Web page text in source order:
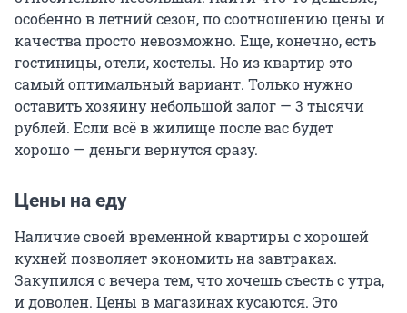
особенно в летний сезон, по соотношению цены и
качества просто невозможно. Еще, конечно, есть
гостиницы, отели, хостелы. Но из квартир это
самый оптимальный вариант. Только нужно
оставить хозяину небольшой залог — 3 тысячи
рублей. Если всё в жилище после вас будет
хорошо — деньги вернутся сразу.
Цены на еду
Наличие своей временной квартиры с хорошей
кухней позволяет экономить на завтраках.
Закупился с вечера тем, что хочешь съесть с утра,
и доволен. Цены в магазинах кусаются. Это